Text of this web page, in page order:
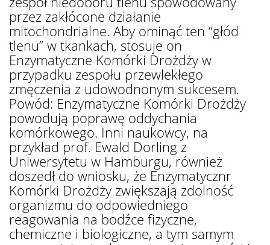
przez zakłócone działanie
mitochondrialne. Aby ominąć ten “głód
tlenu” w tkankach, stosuje on
Enzymatyczne Komórki Drożdży w
przypadku zespołu przewlekłego
zmęczenia z udowodnonym sukcesem.
Powód: Enzymatyczne Komórki Drożdży
powodują poprawę oddychania
komórkowego. Inni naukowcy, na
przykład prof. Ewald Dorling z
Uniwersytetu w Hamburgu, również
doszedł do wniosku, że Enzymatycznr
Komórki Drożdży zwiększają zdolność
organizmu do odpowiedniego
reagowania na bodźce fizyczne,
chemiczne i biologiczne, a tym samym